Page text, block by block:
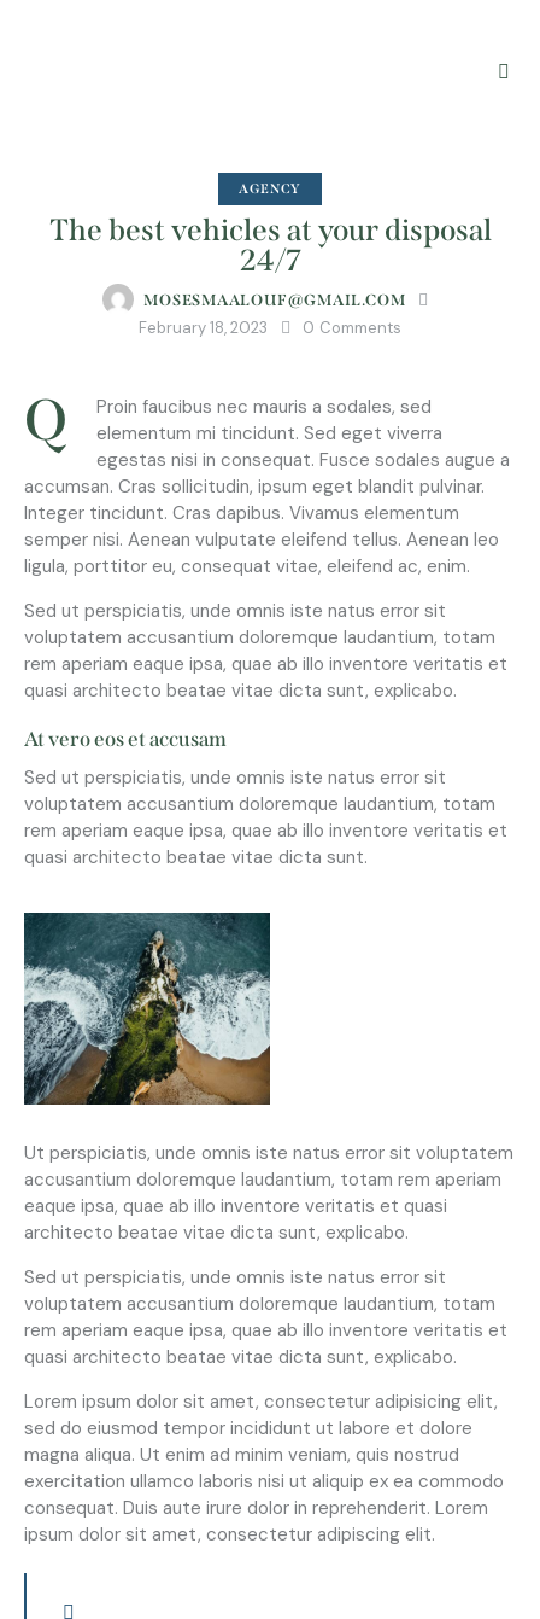
AGENCY
The best vehicles at your disposal
24/7
MOSESMAALOUF@GMAIL.COM
February 18, 2023 0 Comments
Q
Proin faucibus nec mauris a sodales, sed
elementum mi tincidunt. Sed eget viverra
egestas nisi in consequat. Fusce sodales augue a
accumsan. Cras sollicitudin, ipsum eget blandit pulvinar.
Integer tincidunt. Cras dapibus. Vivamus elementum
semper nisi. Aenean vulputate eleifend tellus. Aenean leo
ligula, porttitor eu, consequat vitae, eleifend ac, enim.
Sed ut perspiciatis, unde omnis iste natus error sit
voluptatem accusantium doloremque laudantium, totam
rem aperiam eaque ipsa, quae ab illo inventore veritatis et
quasi architecto beatae vitae dicta sunt, explicabo.
At vero eos et accusam
Sed ut perspiciatis, unde omnis iste natus error sit
voluptatem accusantium doloremque laudantium, totam
rem aperiam eaque ipsa, quae ab illo inventore veritatis et
quasi architecto beatae vitae dicta sunt.
Ut perspiciatis, unde omnis iste natus error sit voluptatem
accusantium doloremque laudantium, totam rem aperiam
eaque ipsa, quae ab illo inventore veritatis et quasi
architecto beatae vitae dicta sunt, explicabo.
Sed ut perspiciatis, unde omnis iste natus error sit
voluptatem accusantium doloremque laudantium, totam
rem aperiam eaque ipsa, quae ab illo inventore veritatis et
quasi architecto beatae vitae dicta sunt, explicabo.
Lorem ipsum dolor sit amet, consectetur adipisicing elit,
sed do eiusmod tempor incididunt ut labore et dolore
magna aliqua. Ut enim ad minim veniam, quis nostrud
exercitation ullamco laboris nisi ut aliquip ex ea commodo
consequat. Duis aute irure dolor in reprehenderit. Lorem
ipsum dolor sit amet, consectetur adipiscing elit.